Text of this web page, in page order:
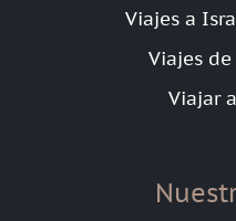
Viajes a
Viajes
Viajar